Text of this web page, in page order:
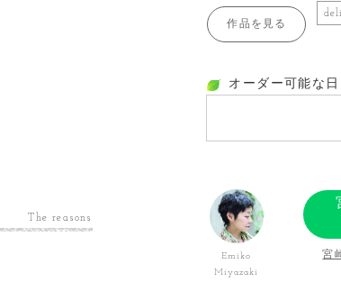
The reasons
作品を見る
オーダー可能な日
Emiko
Miyazaki
宮